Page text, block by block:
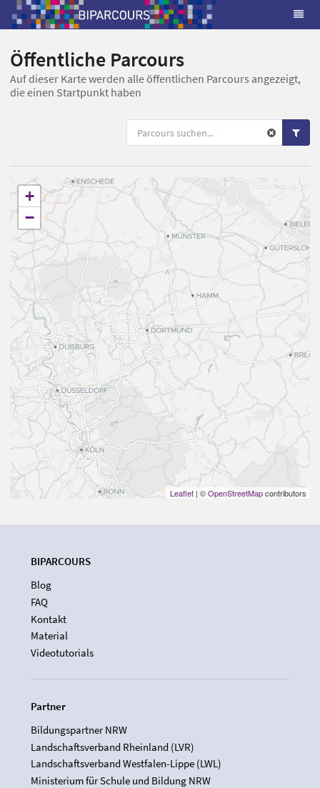
Öffentliche Parcours
Auf dieser Karte werden alle öffentlichen Parcours angezeigt,
die einen Startpunkt haben
+
−
Leaflet | ©OpenStreetMapcontributors
BIPARCOURS
Blog
FAQ
Kontakt
Material
Videotutorials
Partner
Bildungspartner NRW
Landschaftsverband Rheinland (LVR)
Landschaftsverband Westfalen-Lippe (LWL)
Ministerium für Schule und Bildung NRW